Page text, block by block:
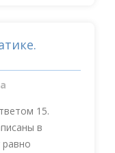
15.
в